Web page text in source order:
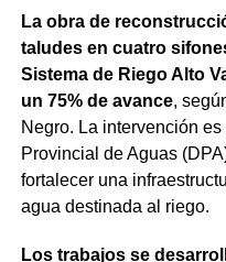
La obra de
taludes en cuatro
Sistema de Riego Alto
un 75% de avance,
Negro. La intervención
Provincial de Aguas
fortalecer una
agua destinada al riego.
Los trabajos se